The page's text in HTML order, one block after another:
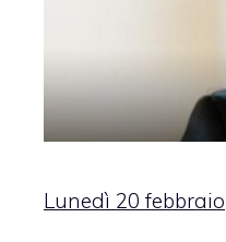
Lunedì 20 febbraio